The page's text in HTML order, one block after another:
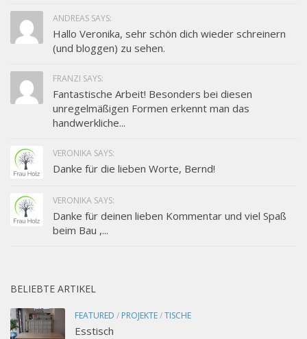
ANDREAS SAYS:
Hallo Veronika, sehr schön dich wieder schreinern
(und bloggen) zu sehen.
FRANZI SAYS:
Fantastische Arbeit! Besonders bei diesen
unregelmäßigen Formen erkennt man das
handwerkliche...
VERONIKA SAYS:
Danke für die lieben Worte, Bernd!
VERONIKA SAYS:
Danke für deinen lieben Kommentar und viel Spaß
beim Bau ,...
BELIEBTE ARTIKEL
FEATURED / PROJEKTE/TISCHE
Esstisch